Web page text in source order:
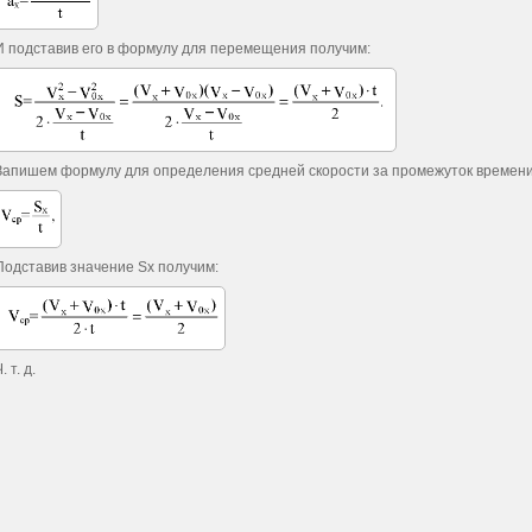
подставив его в формулу для перемещения получим:
формулу для определения средней скорости за промежуток
значение Sx получим:
т. д.